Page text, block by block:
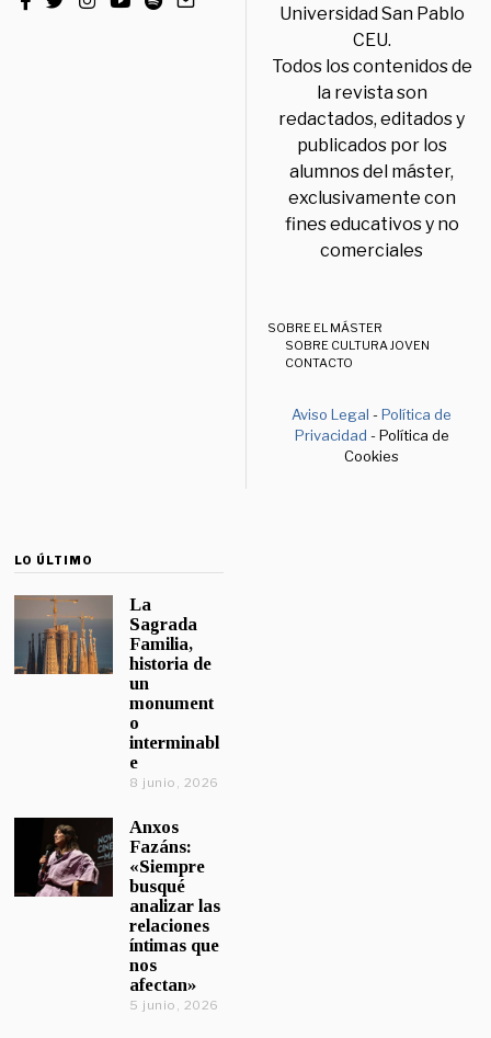
Universidad San Pablo
CEU.
Todos los contenidos de
la revista son
redactados, editados y
publicados por los
alumnos del máster,
exclusivamente con
fines educativos y no
comerciales
SOBRE EL MÁSTER
SOBRE CULTURA JOVEN
CONTACTO
Aviso Legal -Política de
Privacidad - Política de
Cookies
LO ÚLTIMO
La
Sagrada
Familia,
historia de
un
monument
o
interminabl
e
8 junio, 2026
Anxos
Fazáns:
«Siempre
busqué
analizar las
relaciones
íntimas que
nos
afectan»
5 junio, 2026